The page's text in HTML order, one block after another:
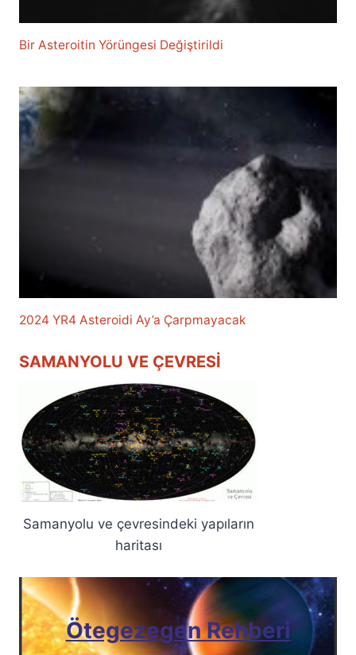
Bir Asteroitin Yörüngesi Değiştirildi
2024 YR4 Asteroidi Ay’a Çarpmayacak
SAMANYOLU VE ÇEVRESI
Samanyolu ve çevresindeki yapıların
haritası
Ötegezegen Rehberi